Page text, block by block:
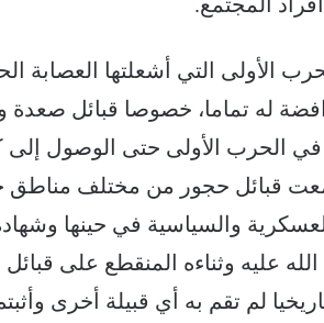
الأولى التي أشعلتها العصابة
له تماما، خصوصا قبائل صعدة
في الحرب الأولى حتى الوصول
قبائل حجور من مختلف مناطق
والسياسية في حينها
عليه وثناءه المنقطع على
لم تقم به أي قبيلة أخرى